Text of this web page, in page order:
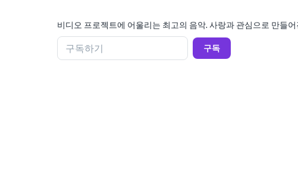
비디오 프로젝트에 어울리는 최고의 음악. 사랑과 관심으로 만들
구독하기 구독